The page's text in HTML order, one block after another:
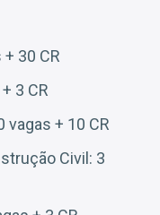
30 CR
3 CR
vagas + 10 CR
Civil: 3